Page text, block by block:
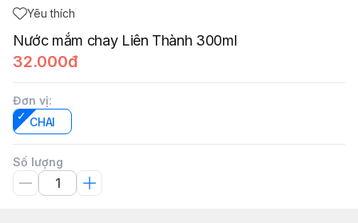
Yêu thích
Nước mắm chay Liên Thành 300ml
32.000đ
Đơn vị:
CHAI
Số lượng